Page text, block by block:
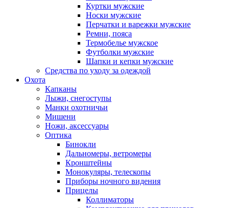
Куртки мужские
Носки мужские
Перчатки и варежки мужские
Ремни, пояса
Термобелье мужское
Футболки мужские
Шапки и кепки мужские
Средства по уходу за одеждой
Охота
Капканы
Лыжи, снегоступы
Манки охотничьи
Мишени
Ножи, аксессуары
Оптика
Бинокли
Дальномеры, ветромеры
Кронштейны
Монокуляры, телескопы
Приборы ночного видения
Прицелы
Коллиматоры